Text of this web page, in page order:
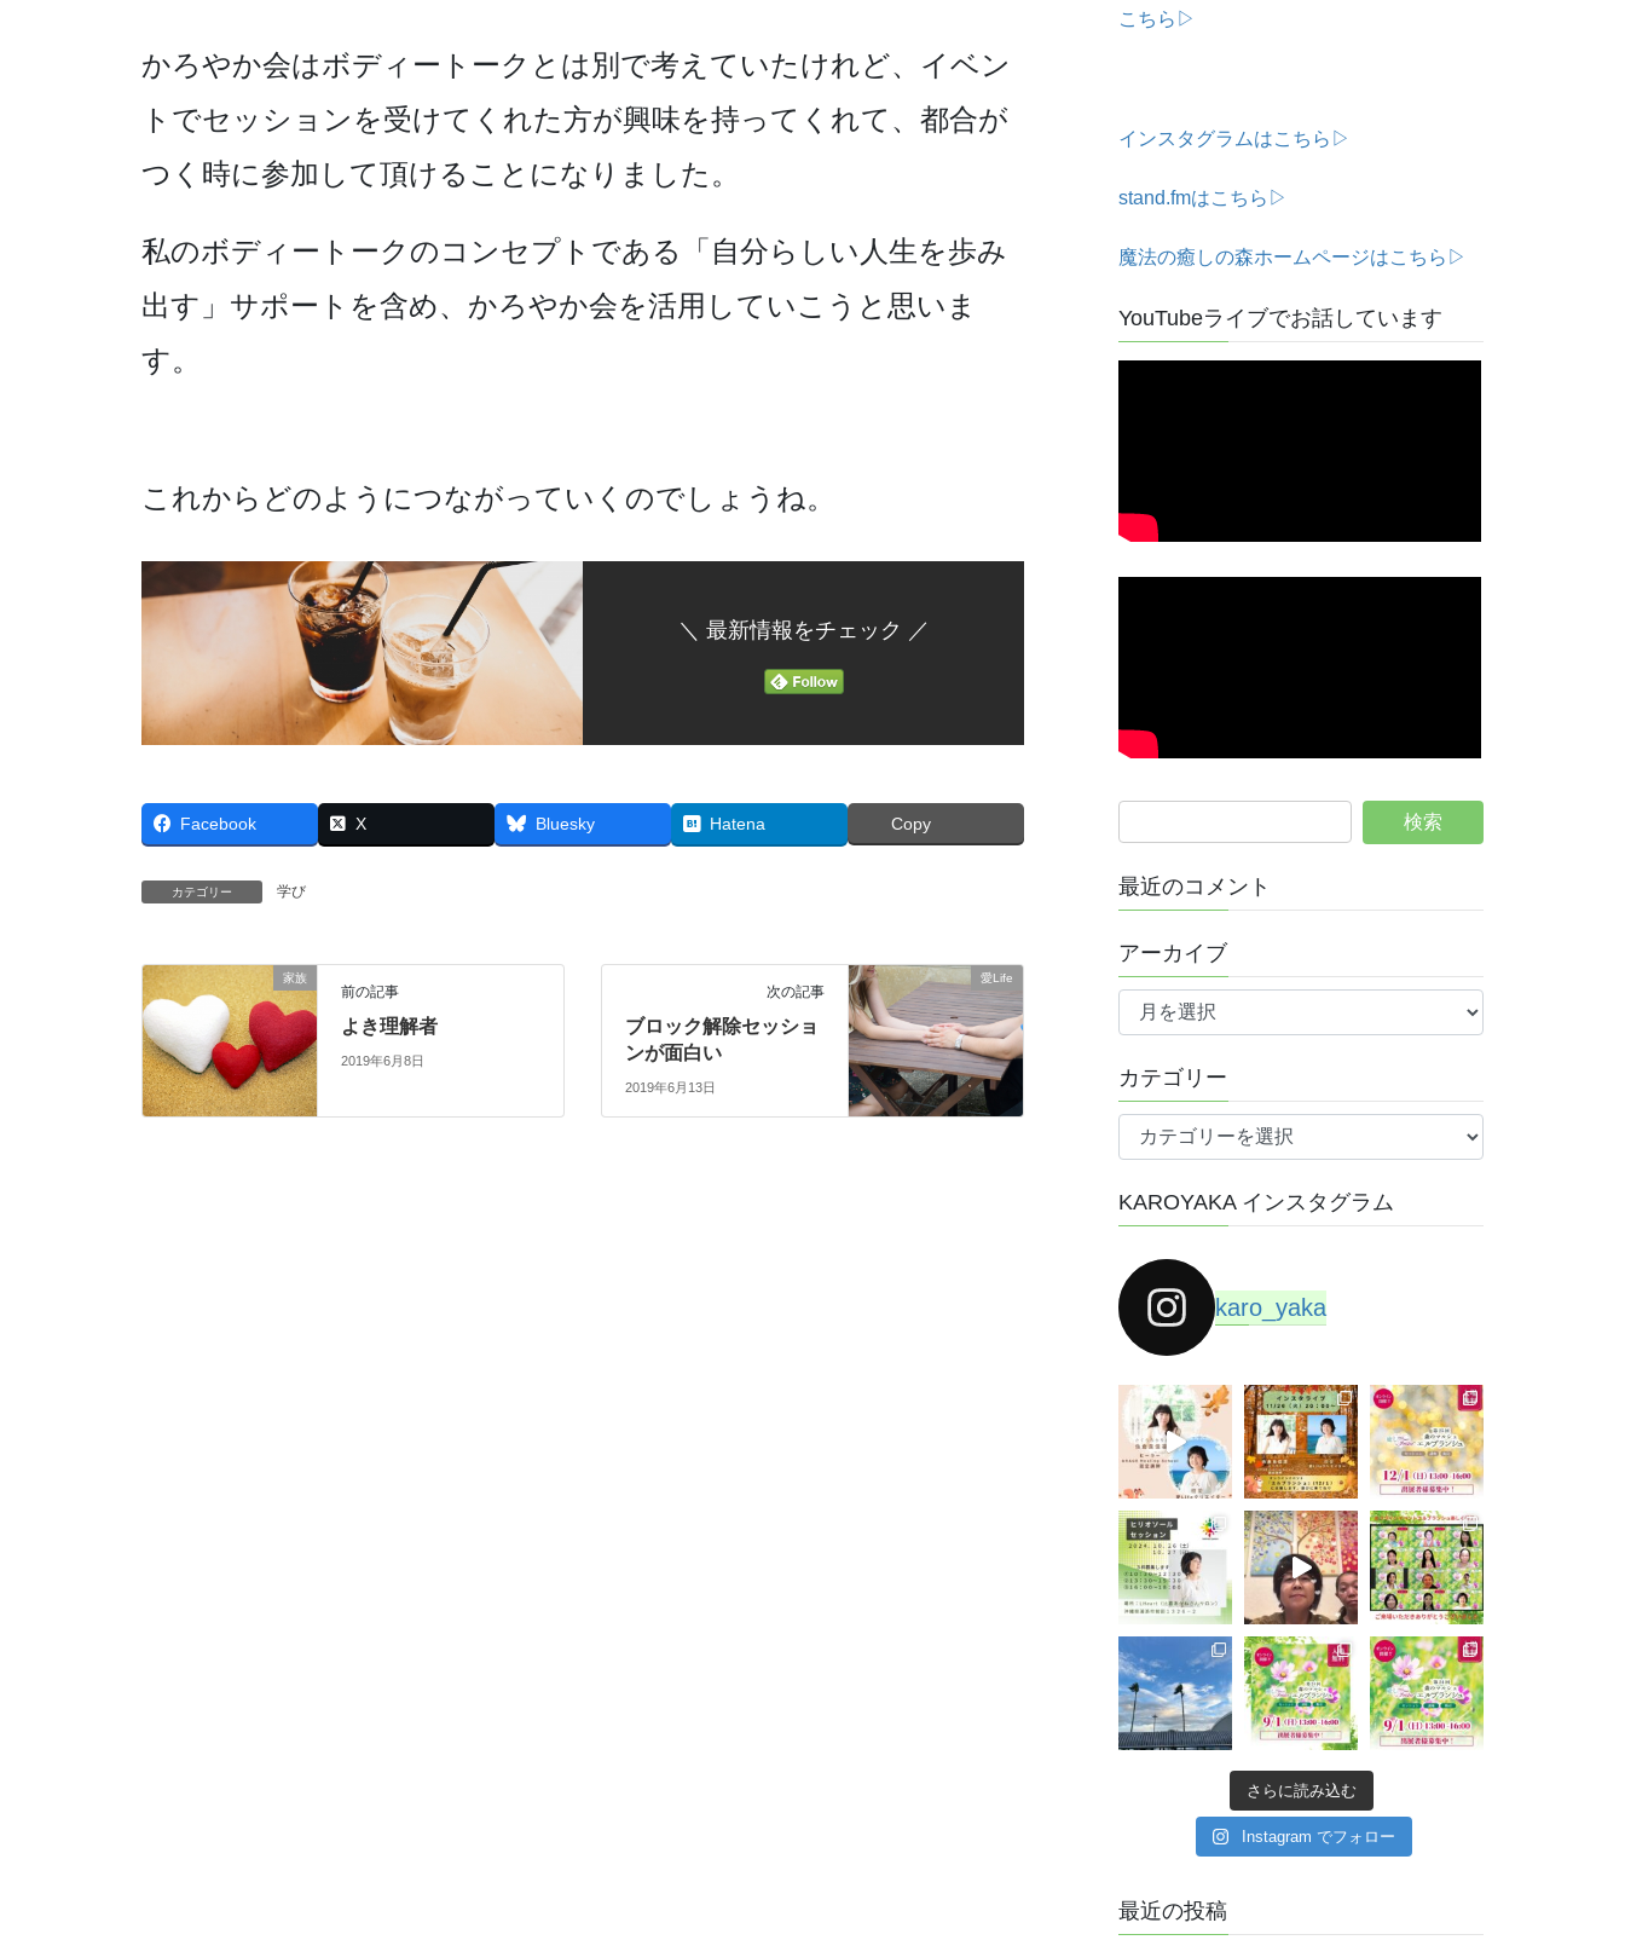
かろやか会はボディートークとは別で考えていたけれど、イベン
トでセッションを受けてくれた方が興味を持ってくれて、都合が
つく時に参加して頂けることになりました。
私のボディートークのコンセプトである「自分らしい人生を歩み
出す」サポートを含め、かろやか会を活用していこうと思いま
す。
これからどのようにつながっていくのでしょうね。
＼ 最新情報をチェック ／
Facebook X Bluesky Hatena Copy
カテゴリー 学び
家族
前の記事
よき理解者
2019年6月8日
愛Life
次の記事
ブロック解除セッショ
ンが面白い
2019年6月13日
こちら▷
インスタグラムはこちら▷
stand.fmはこちら▷
魔法の癒しの森ホームページはこちら▷
YouTubeライブでお話しています
最近のコメント
アーカイブ
ア
イ
ブ
カテゴリー
テ
リ
KAROYAKA インスタグラム
karo_yaka
さらに読み込む
Instagram でフォロー
最近の投稿